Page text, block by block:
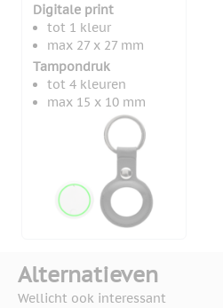
Digitale print
tot 1 kleur
max 27 x 27 mm
Tampondruk
tot 4 kleuren
max 15 x 10 mm
Alternatieven
Wellicht ook interessant